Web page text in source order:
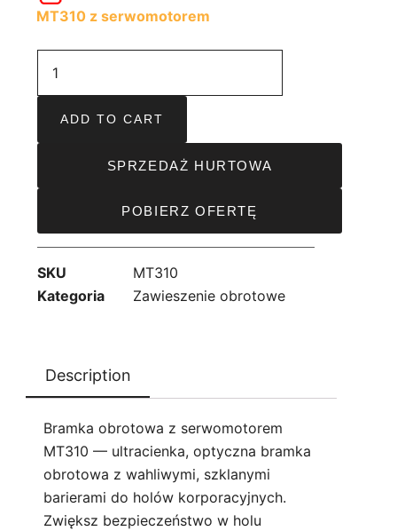
MT310 z serwomotorem
ADD TO CART
SPRZEDAŻ HURTOWA
POBIERZ OFERTĘ
SKU
MT310
Kategoria
Zawieszenie obrotowe
Description
Bramka obrotowa z serwomotorem
MT310 — ultracienka, optyczna bramka
obrotowa z wahliwymi, szklanymi
barierami do holów korporacyjnych.
Zwiększ bezpieczeństwo w holu